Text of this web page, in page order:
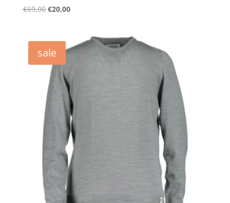
€69,00 Oorspronkelijke
€69,00.
€20,00Huidige
€20,00.
sale